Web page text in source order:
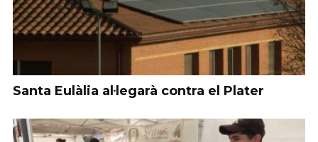
Santa Eulàlia al·legarà contra el Plater